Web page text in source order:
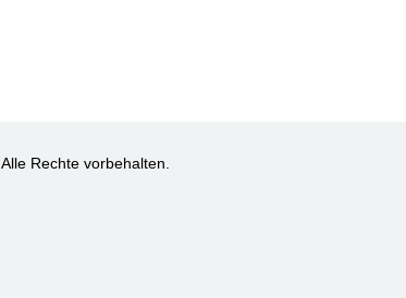
Alle Rechte vorbehalten.